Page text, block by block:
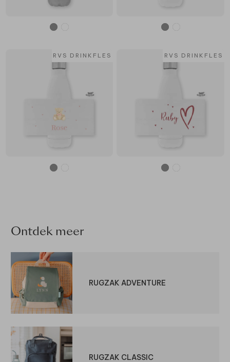
RVS DRINKFLES RVS DRINKFLES
Ontdek meer
RUGZAK ADVENTURE
RUGZAK CLASSIC